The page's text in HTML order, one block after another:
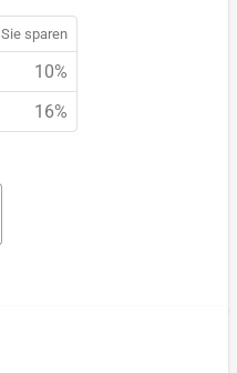
Sie sparen
10%
16%